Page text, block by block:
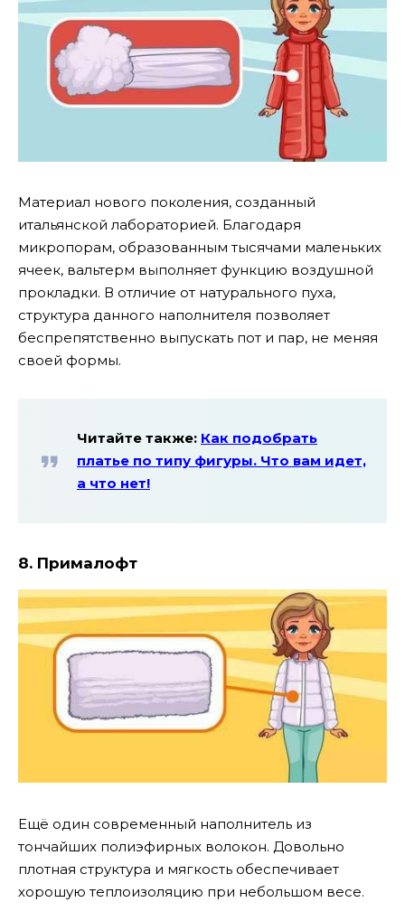
Материал нового поколения, созданный
итальянской лабораторией. Благодаря
микропорам, образованным тысячами маленьких
ячеек, вальтерм выполняет функцию воздушной
прокладки. В отличие от натурального пуха,
структура данного наполнителя позволяет
беспрепятственно выпускать пот и пар, не меняя
своей формы.
Читайте также: Как подобрать
платье по типу фигуры. Что вам идет,
а что нет!
8. Прималофт
Ещё один современный наполнитель из
тончайших полиэфирных волокон. Довольно
плотная структура и мягкость обеспечивает
хорошую теплоизоляцию при небольшом весе.